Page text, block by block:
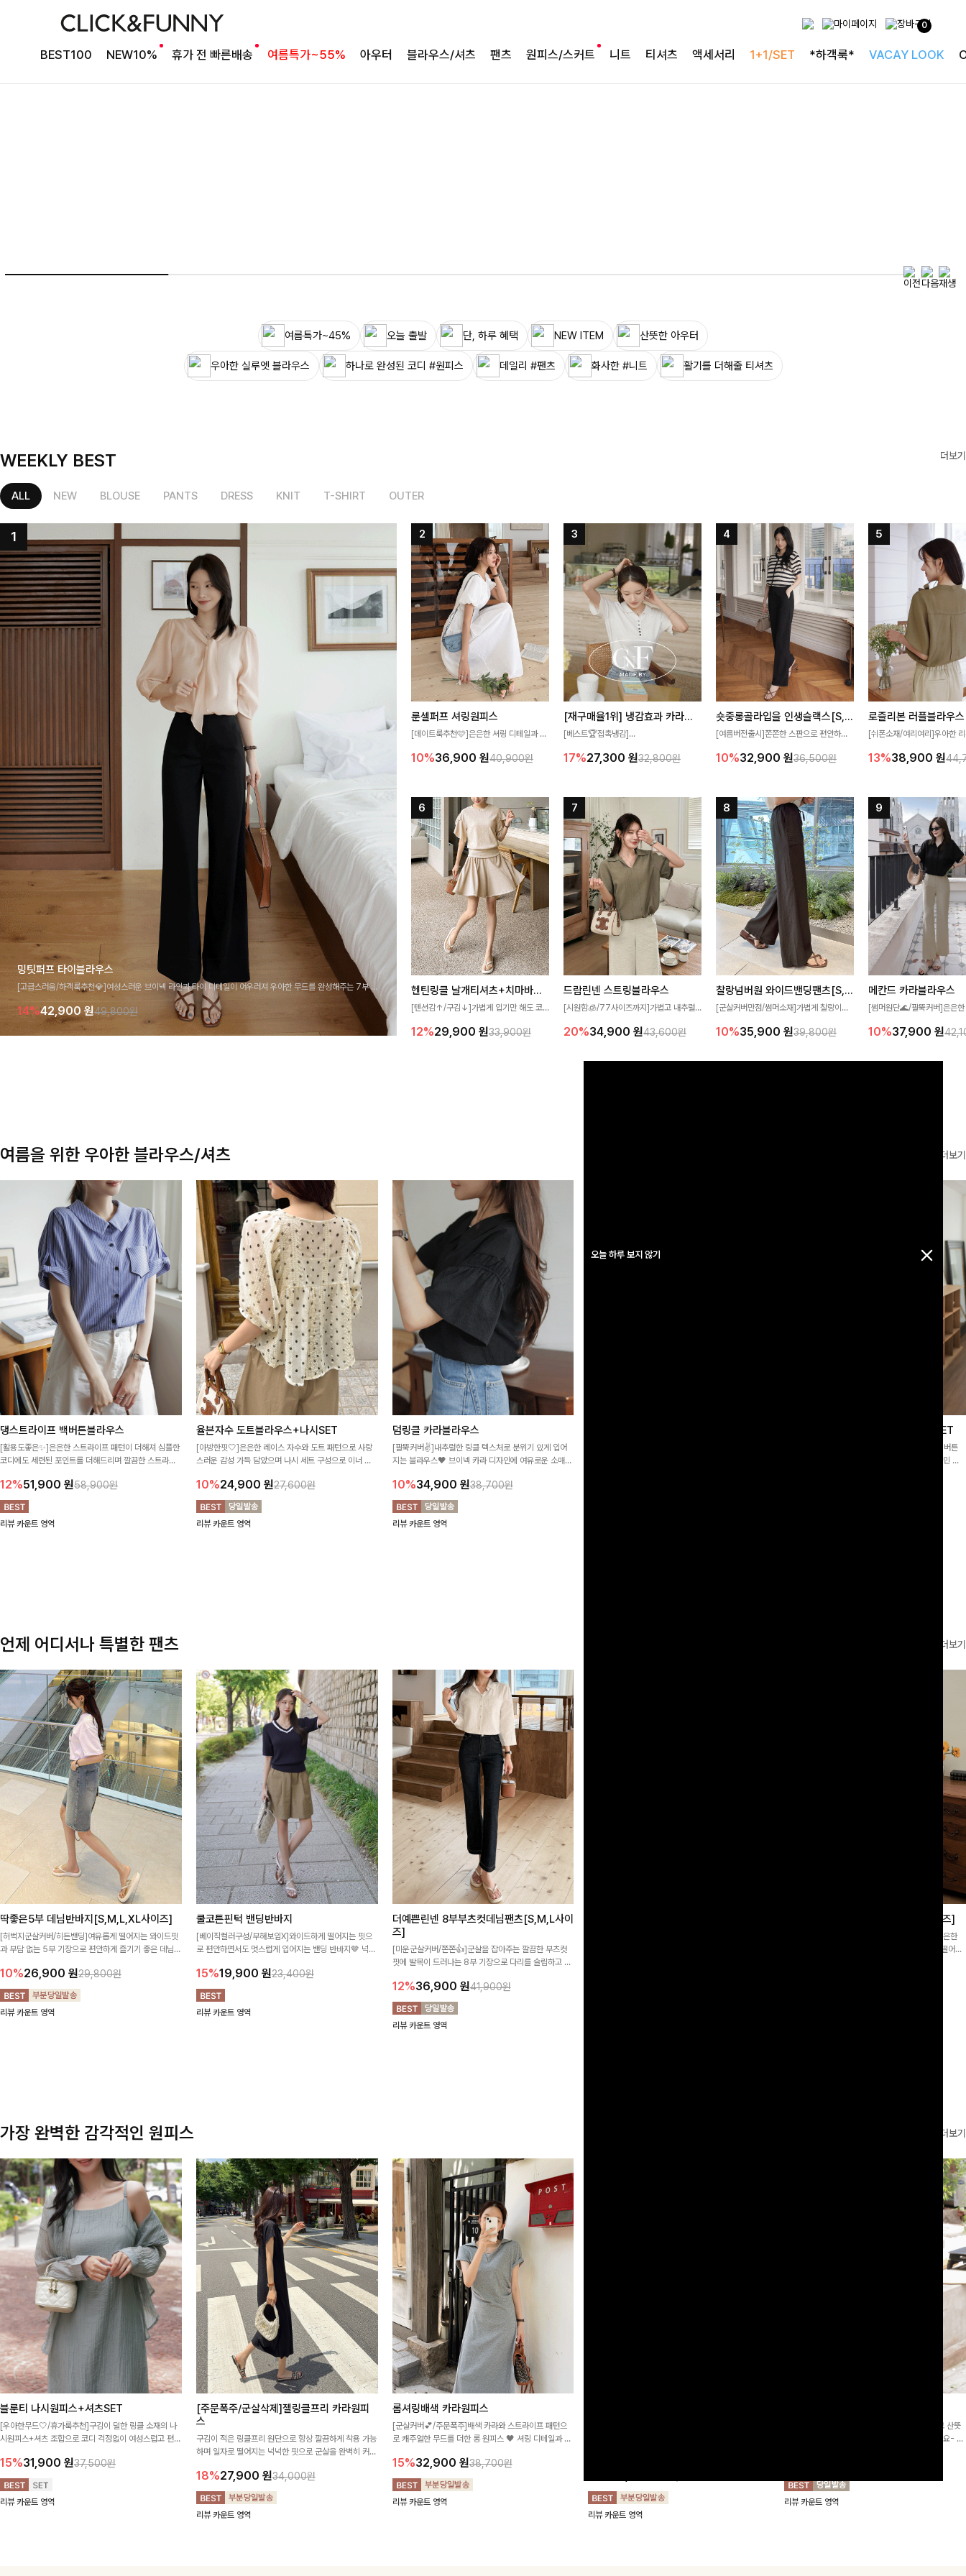
0
BEST100 NEW10% 휴가 전 빠른배송 여름특가~55% 아우터 블라우스/셔츠 팬츠 원피스/스커트 니트 티셔츠 액세서리 1+1/SET *하객룩* VACAY LOOK
오늘 하루 보지 않기
여름의 끝을 완성할
감각적인 원피스
특별한 날을 빛내는
하객룩의 정석
여름특가~45% 오늘 출발 단, 하루 혜택 NEW ITEM 산뜻한 아우터
우아한 실루엣 블라우스 하나로 완성된 코디 #원피스 데일리 #팬츠 화사한 #니트 활기를 더해줄 티셔츠
WEEKLY BEST 더보기
ALL NEW BLOUSE PANTS DRESS KNIT T-SHIRT OUTER
밍팃퍼프 타이블라우스
[고급스러움/하객룩추천💎]여성스러운 브이넥 라인과 타이 디테일이 어우러져 우아한 무드를 완성해주는 7부 블
라우스 🤍 여유로운 7부 소매로 편안하게 착용되며 데일리룩부터 출근룩, 하객룩까지 세련된 스타일링을 연출하
기 좋은 아이템이에요
14%42,900 원49,800원
룬셀퍼프 셔링원피스
[데이트룩추천🩷]은은한 셔링 디테일과 퍼
성해주는 원피스🤍 허리 스모크 밴딩이 슬
즐기기 좋아요
10%36,900 원40,900원
[재구매율1위] 냉감효과 카라니트
[베스트🏆접촉냉감]
고 가벼운 소재감으로 여름에도 시원하게
17%27,300 원32,800원
숏중롱골라입을 인생슬랙스[S,M,L,XL사이즈]
[여름버전출시]쫀쫀한 스판으로 편안하게
숏·기본·롱 기장과 와이드·부츠컷 핏까지 취
10%32,900 원36,500원
로즐리본 러플블라우스
[쉬폰소재/여리여리]우아한
분위기를 더해주는 블라우스
좋아요
13%38,900 원
헨틴링클 날개티셔츠+치마바지SET
[텐션감↑/구김↓]가볍게 입기만 해도 코
게 퍼지는 프릴 날개 소매가 우아한 포인트
12%29,900 원33,900원
드람린넨 스트링블라우스
[시원함🧊/77사이즈까지]가볍고 내추럴
없는 슬릿 카라 디자인이 얼굴선을 더욱 시
20%34,900 원43,600원
찰랑넘버원 와이드밴딩팬츠[S,M,L사이즈]
[군살커버만점/썸머소재]가볍게 찰랑이는
편안하게 착용하실 수 있는 팬츠입니다 🖤
감 있는 착용감을 더해드려요!
10%35,900 원39,800원
메칸드 카라블라우스
[썸머원단🌊/팔뚝커버]은은
세련된 무드를 연출해주는 블
은 베이직한 디자인!
10%37,900 원
여름을 위한 우아한 블라우스/셔츠 더보기
댕스트라이프 백버튼블라우스
[활용도좋은✨]은은한 스트라이프 패턴이 더해져 심플한
코디에도 세련된 포인트를 더해드리며 깔끔한 스트라이
12%51,900 원58,900원
리뷰 카운트 영역
율븐자수 도트블라우스+나시SET
[아방한핏🤍]은은한 레이스 자수와 도트 패턴으로 사랑
스러운 감성 가득 담았으며 나시 세트 구성으로 이너 걱
10%24,900 원27,600원
리뷰 카운트 영역
덤링클 카라블라우스
[팔뚝커버✌]내추럴한 링클 텍스처로 분위기 있게 입어
지는 블라우스🖤 브이넥 카라 디자인에 여유로운 소매핏
10%34,900 원38,700원
리뷰 카운트 영역
제딧레이어드 블라우스+플레어팬츠SET
[완성도높은💗]레이어드한 듯 자연스러운 나시와 버튼
원피스가 함께 구성된 세트 아이템입니다. 코디 고민 없
언제 어디서나 특별한 팬츠 더보기
딱좋은5부 데님반바지[S,M,L,XL사이즈]
[허벅지군살커버/히든밴딩]여유롭게 떨어지는 와이드핏
과 부담 없는 5부 기장으로 편안하게 즐기기 좋은 데님
디한 무드로 연출
10%26,900 원29,800원
리뷰 카운트 영역
쿨코튼핀턱 밴딩반바지
[베이직컬러구성/부해보임X]와이드하게 떨어지는 핏으
로 편안하면서도 멋스럽게 입어지는 밴딩 반바지🤎 넉넉
높게 즐겨지는 아이템!
15%19,900 원23,400원
리뷰 카운트 영역
더예쁜린넨 8부부츠컷데님팬츠[S,M,L사이
즈]
[미운군살커버/쫀쫀👍]군살을 잡아주는 깔끔한 부츠컷
핏에 발목이 드러나는 8부 기장으로 다리를 슬림하고 길
요~!
12%36,900 원41,900원
리뷰 카운트 영역
쿨링버튼 8부와이드팬츠[FREE,L사이즈]
[바스락소재💙/8부기장]사이드 버튼 디테일이 은은한
포인트가 되어주는 와이드 팬츠입니다. 여유롭게 떨어지
가장 완벽한 감각적인 원피스 더보기
블룬티 나시원피스+셔츠SET
[우아한무드🤍/휴가룩추천]구김이 덜한 링클 소재의 나
시원피스+셔츠 조합으로 코디 걱정없이 여성스럽고 편안
15%31,900 원37,500원
리뷰 카운트 영역
[주문폭주/군살삭제]젤링클프리 카라원피
스
구김이 적은 링클프리 원단으로 항상 깔끔하게 착용 가능
하며 일자로 떨어지는 넉넉한 핏으로 군살을 완벽히 커버
18%27,900 원34,000원
리뷰 카운트 영역
롬셔링배색 카라원피스
[군살커버💕/주문폭주]배색 카라와 스트라이프 패턴으
로 캐주얼한 무드를 더한 롱 원피스 🖤 셔링 디테일과 쫀
15%32,900 원38,700원
리뷰 카운트 영역
리뷰 카운트 영역
[청순무드/체형커버]꾸안꾸 무드의 정석🤍 가볍고 산뜻
한 착용감으로 여름 내내 손이 자주 가는 원피스예요- 은
리뷰 카운트 영역